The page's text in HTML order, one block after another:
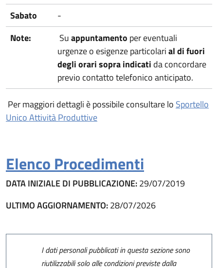
Sabato
-
Note:
Suappuntamento per eventuali
urgenze o esigenze particolarial di fuori
degli orari sopra indicati da concordare
previo contatto telefonico anticipato.
Per maggiori dettagli è possibile consultare lo Sportello
Unico Attività Produttive(apre in un'altra scheda).
Elenco Procedimenti
DATA INIZIALE DI PUBBLICAZIONE:29/07/2019
ULTIMO AGGIORNAMENTO:28/07/2026
I dati personali pubblicati in questa sezione sono
riutilizzabili solo alle condizioni previste dalla